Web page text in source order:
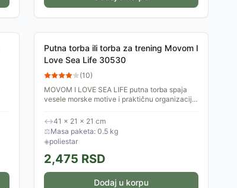
Putna torba ili torba za trening Movom I
Love Sea Life 30530
(10)
MOVOM I LOVE SEA LIFE putna torba spaja
vesele morske motive i praktičnu organizaciju.
putovanja, izlete...
↔41 × 21 × 21 cm
⚖Masa paketa: 0.5 kg
◈poliestar
2,475 RSD
Dodaj u korpu